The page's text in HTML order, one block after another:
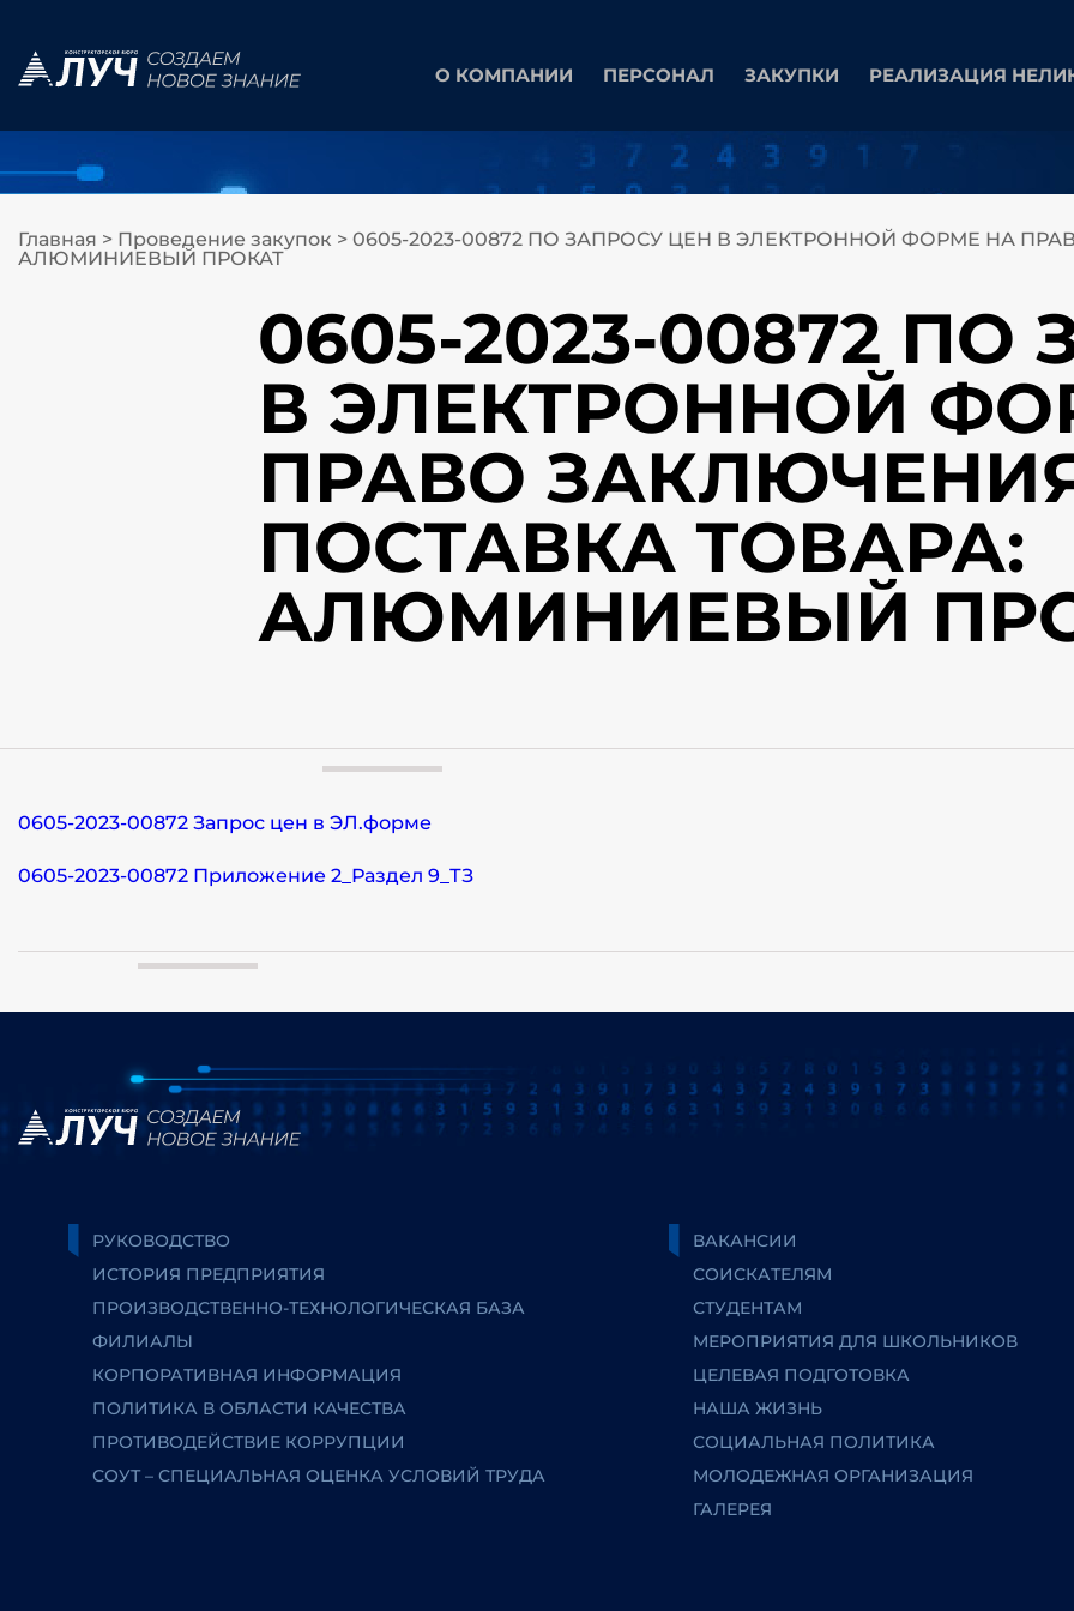
О КОМПАНИИ ПЕРСОНАЛ ЗАКУПКИ РЕАЛИЗАЦИЯ
Главная > Проведение закупок > 0605-2023-00872 ПО ЗАПРОСУ ЦЕН В ЭЛЕКТРОННОЙ ФОРМЕ НА
АЛЮМИНИЕВЫЙ ПРОКАТ
0605-2023-00872
В ЭЛЕКТРОННОЙ
ПРАВО
ПОСТАВКА ТОВАРА:
АЛЮМИНИЕВЫЙ
0605-2023-00872 Запрос цен в ЭЛ.форме
0605-2023-00872 Приложение 2_Раздел 9_ТЗ
РУКОВОДСТВО
ИСТОРИЯ ПРЕДПРИЯТИЯ
ПРОИЗВОДСТВЕННО-ТЕХНОЛОГИЧЕСКАЯ БАЗА
ФИЛИАЛЫ
КОРПОРАТИВНАЯ ИНФОРМАЦИЯ
ПОЛИТИКА В ОБЛАСТИ КАЧЕСТВА
ПРОТИВОДЕЙСТВИЕ КОРРУПЦИИ
СОУТ – СПЕЦИАЛЬНАЯ ОЦЕНКА УСЛОВИЙ ТРУДА
ВАКАНСИИ
СОИСКАТЕЛЯМ
СТУДЕНТАМ
МЕРОПРИЯТИЯ ДЛЯ ШКОЛЬНИКОВ
ЦЕЛЕВАЯ ПОДГОТОВКА
НАША ЖИЗНЬ
СОЦИАЛЬНАЯ ПОЛИТИКА
МОЛОДЕЖНАЯ ОРГАНИЗАЦИЯ
ГАЛЕРЕЯ